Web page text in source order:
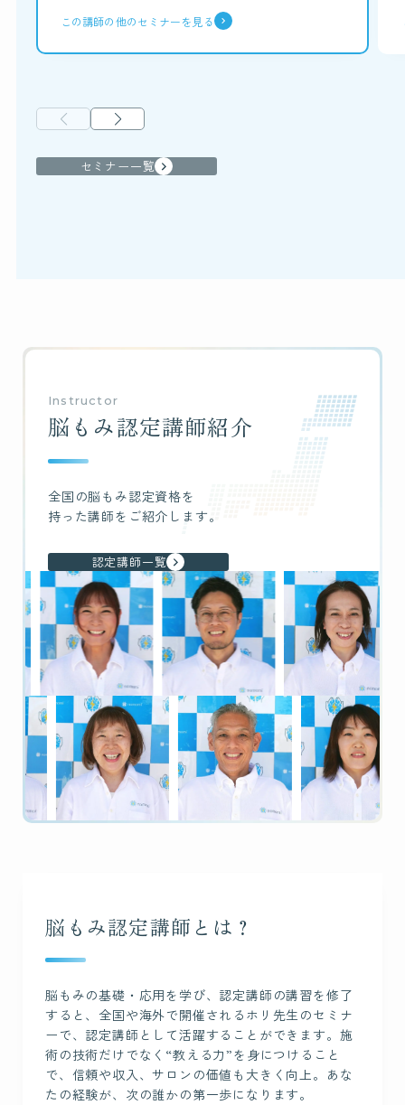
この講師の他のセミナーを見る
セミナー一覧
Instructor
脳もみ認定講師紹介
全国の脳もみ認定資格を
持った講師をご紹介します。
認定講師一覧
脳もみ認定講師とは？
脳もみの基礎・応用を学び、認定講師の講習を修了
すると、全国や海外で開催されるホリ先生のセミナ
ーで、認定講師として活躍することができます。施
術の技術だけでなく“教える力”を身につけること
で、信頼や収入、サロンの価値も大きく向上。あな
たの経験が、次の誰かの第一歩になります。